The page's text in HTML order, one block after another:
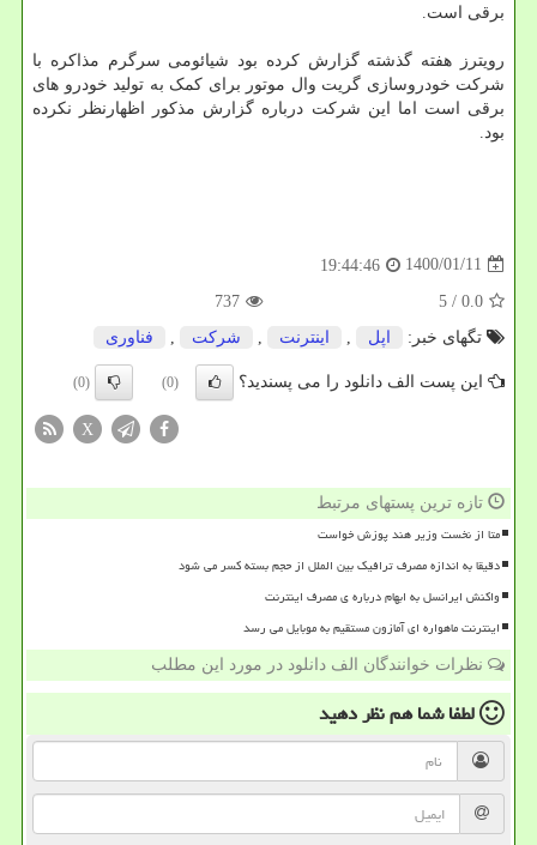
برقی است.
رویترز هفته گذشته گزارش کرده بود شیائومی سرگرم مذاکره با
شرکت خودروسازی گریت وال موتور برای کمک به تولید خودرو های
برقی است اما این شرکت درباره گزارش مذکور اظهارنظر نکرده
بود.
1400/01/11
19:44:46
0.0
/ 5
737
تگهای خبر:
اپل , اینترنت , شركت , فناوری
این پست الف دانلود را می پسندید؟ (0)
(0)
X
تازه ترین پستهای مرتبط
متا از نخست وزیر هند پوزش خواست
دقیقا به اندازه مصرف ترافیک بین الملل از حجم بسته کسر می شود
واکنش ایرانسل به ابهام درباره ی مصرف اینترنت
اینترنت ماهواره ای آمازون مستقیم به موبایل می رسد
نظرات خوانندگان الف دانلود در مورد این مطلب
لطفا شما همنظر دهید